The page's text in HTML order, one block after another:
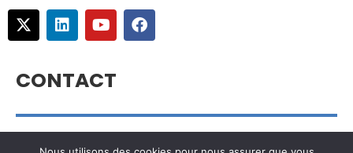
CONTACT
info@hydrogentoday.info